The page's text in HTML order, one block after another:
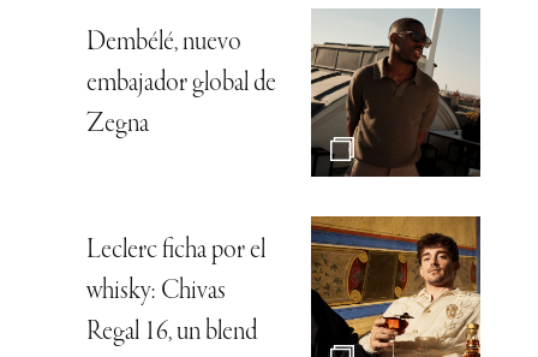
Dembélé, nuevo
embajador global de
Zegna
Leclerc ficha por el
whisky: Chivas
Regal 16, un blend